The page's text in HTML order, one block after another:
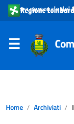
Area personale del
Home Archiviati